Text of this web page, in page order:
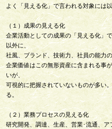
よく「見える化」で言われる対象には
（１）成果の見える化
企業活動としての成果の「見える化」
以外に、
社風、ブランド、技術力、社員の能力
企業価値はこの無形資産に含まれる事
いが、
可視的に把握されていないものが多い
る。
（２）業務プロセスの見える化
研究開発、調達、生産、営業･流通、ア